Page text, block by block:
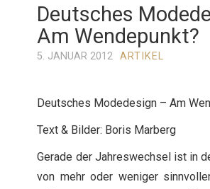
Deutsches
Am Wendepunkt?
5. JANUAR 2012 ARTIKEL
Deutsches Modedesign – Am
Text & Bilder: Boris Marberg
Gerade der Jahreswechsel ist in
von mehr oder weniger